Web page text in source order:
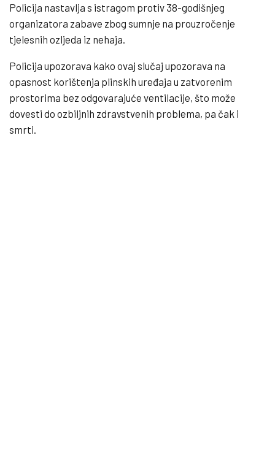
Policija nastavlja s istragom protiv 38-godišnjeg
organizatora zabave zbog sumnje na prouzročenje
tjelesnih ozljeda iz nehaja.
Policija upozorava kako ovaj slučaj upozorava na
opasnost korištenja plinskih uređaja u zatvorenim
prostorima bez odgovarajuće ventilacije, što može
dovesti do ozbiljnih zdravstvenih problema, pa čak i
smrti.